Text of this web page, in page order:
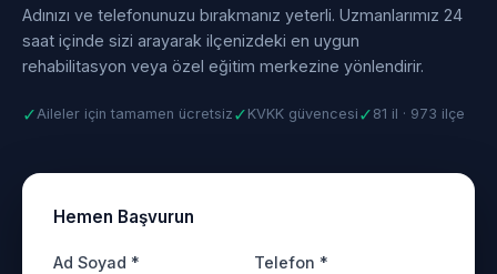
Adınızı ve telefonunuzu bırakmanız yeterli. Uzmanlarımız 24
saat içinde sizi arayarak ilçenizdeki en uygun
rehabilitasyon veya özel eğitim merkezine yönlendirir.
✓Aileler için tamamen ücretsiz ✓ KVKK güvencesi ✓ 81 il · 973 ilçe
Hemen Başvurun
Ad Soyad * Telefon *